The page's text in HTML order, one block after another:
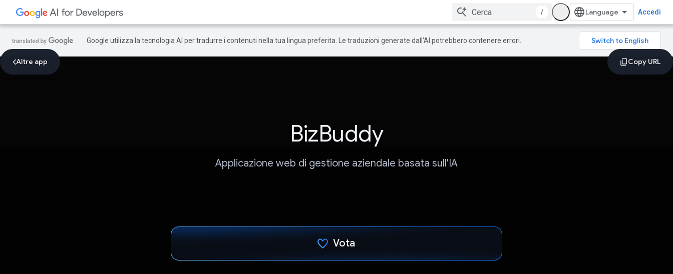
/ Accedi
Google utilizza la tecnologia AI per tradurre i contenuti nella tua lingua preferita. Le traduzioni generate dall'AI potrebbero contenere errori.
Altre app
BizBuddy
Applicazione web di gestione aziendale basata sull'IA
Vota